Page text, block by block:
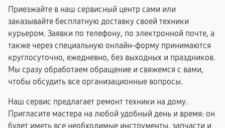
Приезжайте в наш сервисный центр сами или
заказывайте бесплатную доставку своей техники
курьером. Заявки по телефону, по электронной почте, а
также через специальную онлайн-форму принимаются
круглосуточно, ежедневно, без выходных и праздников.
Мы сразу обработаем обращение и свяжемся с вами,
чтобы обсудить все организационные вопросы.
Наш сервис предлагает ремонт техники на дому.
Пригласите мастера на любой удобный день и время: он
будет иметь все необходимые инструменты, запчасти и